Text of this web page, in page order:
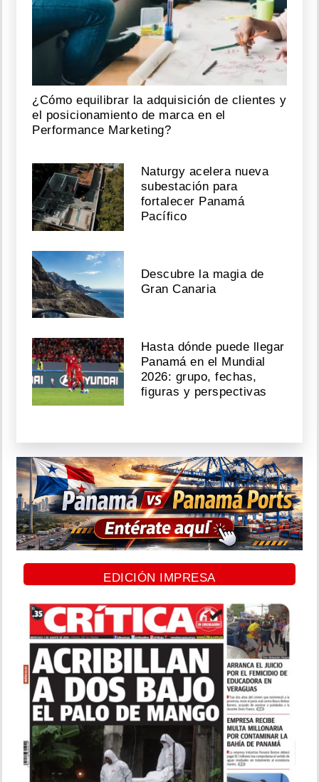
¿Cómo equilibrar la adquisición de clientes y
el posicionamiento de marca en el
Performance Marketing?
Naturgy acelera nueva
subestación para
fortalecer Panamá
Pacífico
Descubre la magia de
Gran Canaria
Hasta dónde puede llegar
Panamá en el Mundial
2026: grupo, fechas,
figuras y perspectivas
EDICIÓN IMPRESA